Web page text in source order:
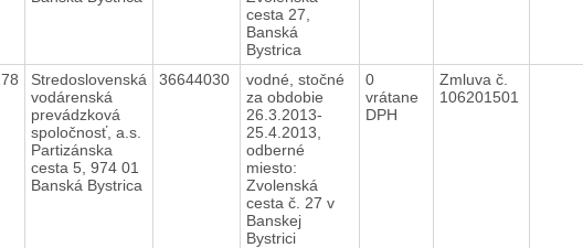
cesta 27,
Banská
Bystrica
Stredoslovenská
vodárenská
prevádzková
spoločnosť, a.s.
Partizánska
cesta 5, 974 01
Banská Bystrica
36644030
vodné, stočné
za obdobie
26.3.2013-
25.4.2013,
odberné
miesto:
Zvolenská
cesta č. 27 v
Banskej
Bystrici
0
vrátane
DPH
Zmluva č.
106201501